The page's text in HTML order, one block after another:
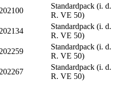
Standardpack (i. d.
R. VE 50)
Standardpack (i. d.
R. VE 50)
Standardpack (i. d.
R. VE 50)
Standardpack (i. d.
R. VE 50)